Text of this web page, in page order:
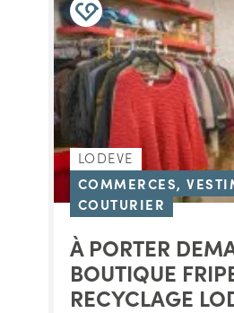
LODEVE
COMMERCES,
COUTURIER
À PORTER
BOUTIQUE
RECYCLAGE